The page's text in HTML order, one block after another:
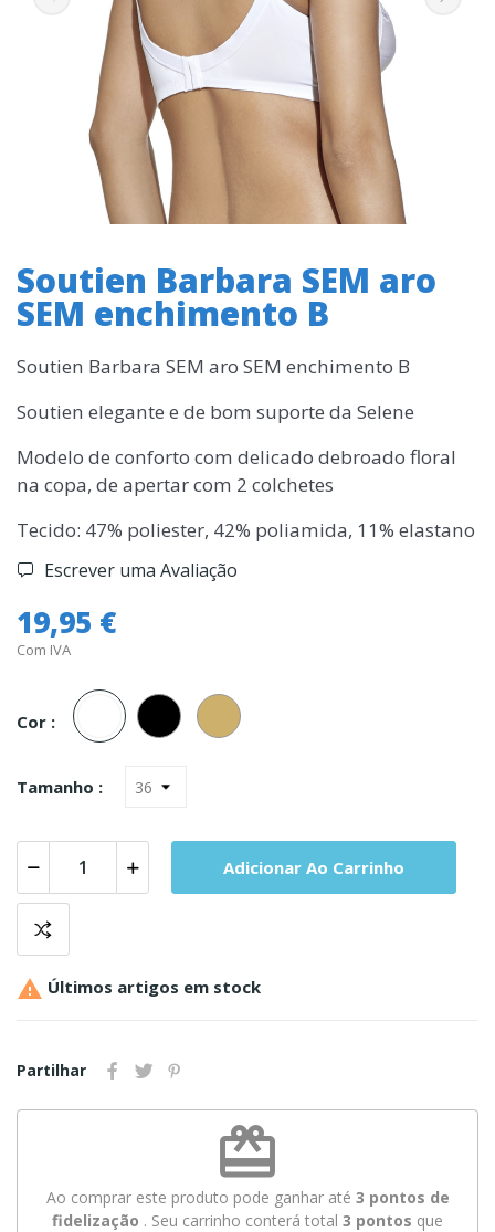
Soutien Barbara SEM aro
SEM enchimento B
Soutien Barbara SEM aro SEM enchimento B
Soutien elegante e de bom suporte da Selene
Modelo de conforto com delicado debroado floral
na copa, de apertar com 2 colchetes
Tecido: 47% poliester, 42% poliamida, 11% elastano
Escrever uma Avaliação
19,95 €
Com IVA
Cor :
Branco Preto
Tamanho :
Adicionar Ao Carrinho
 Últimos artigos em stock
Partilhar
redeem
Ao comprar este produto pode ganhar até 3 pontos de
fidelização . Seu carrinho conterá total 3 pontos que